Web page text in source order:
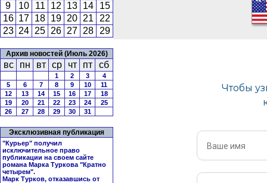
9 10 11 12 13 14
15
16 17 18 19 20 21
22
23 24 25 26 27 28 29
Архив новостей (Июль 2026)
вс пн вт ср чт пт сб
1 2 3
4
5
6 7 8 9 10
11
12
13 14 15 16 17
18
19
20 21 22 23 24
25
26
27 28 29 30 31
Эксклюзивная публикация
"Курьер" получил
исключительное право
публикации на своем сайте
романа Марка Туркова "Кратно
четырем".
Марк Турков, отказавшись от